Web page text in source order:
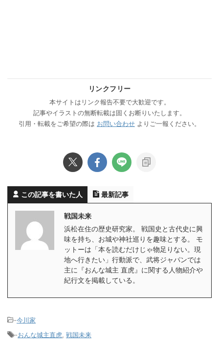
リンクフリー
本サイトはリンク報告不要で大歓迎です。
記事やイラストの無断転載は固くお断りいたします。
引用・転載をご希望の際は お問い合わせ よりご一報ください。
この記事を書いた人 最新記事
戦国未来
浜松在住の歴史研究家。 戦国史と古代史に興
味を持ち、お城や神社巡りを趣味とする。 モ
ットーは「本を読むだけじゃ物足りない。現
地へ行きたい」行動派で、武将ジャパンでは
主に『おんな城主 直虎』に関する人物紹介や
紀行文を掲載している。
-今川家
-おんな城主直虎, 戦国未来